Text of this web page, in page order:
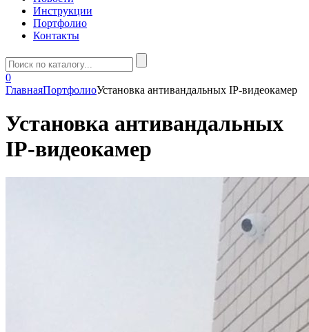
Инструкции
Портфолио
Контакты
0
ГлавнаяПортфолиоУстановка антивандальных IP-видеокамер
Установка антивандальных
IP-видеокамер